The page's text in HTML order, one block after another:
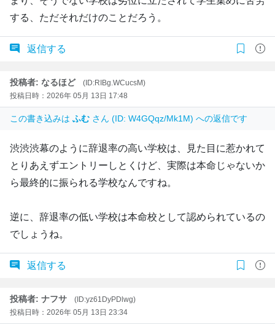
する、ただそれだけのことだろう。
返信する
投稿者: なるほど
(ID:RIBg.WCucsM)
投稿日時：2026年 05月 13日 17:48
この書き込みは ふむ さん (ID: W4GQqz/Mk1M) への返信です
渋渋渋幕のように辞退率の高い学校は、見た目に惹かれて
とりあえずエントリーしとくけど、実際は本命じゃないか
ら最終的に振られる学校なんですね。
逆に、辞退率の低い学校は本命校として認められているの
でしょうね。
返信する
投稿者: ナフサ
(ID:yz61DyPDlwg)
投稿日時：2026年 05月 13日 23:34